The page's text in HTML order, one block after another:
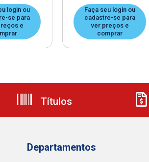
login ou
se para
e
Faça seu login ou
cadastre-se para
ver preços e
comprar
Títulos
Departamentos